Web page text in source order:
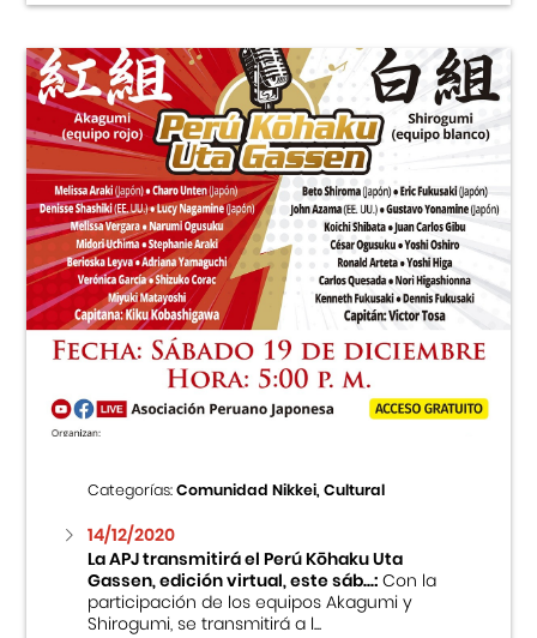
Categorías:Comunidad Nikkei, Cultural
14/12/2020
La APJ transmitirá el Perú Kōhaku Uta
Gassen, edición virtual, este sáb...:Con la
participación de los equipos Akagumi y
Shirogumi, se transmitirá a l...